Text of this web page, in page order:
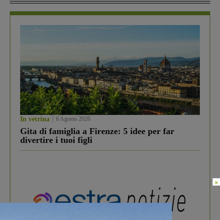
In vetrina 6 Agosto 2026
Gita di famiglia a Firenze: 5 idee per far
divertire i tuoi figli
×